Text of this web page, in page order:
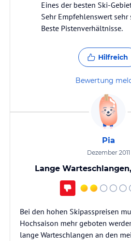
Eines der besten Ski-
Sehr Empfehlenswert sehr
Beste Pistenverhältnisse.
Hilfreich
Bewertung
Pia
Dezember 2011
Lange
Bei den hohen Skipasspreisen
Hochsaison mehr geboten
lange Warteschlangen an den